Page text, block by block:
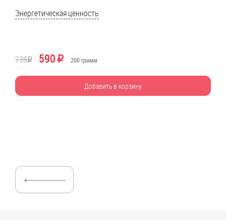
Энергетическая ценность
738R 590R 200грамм
Добавить в корзину